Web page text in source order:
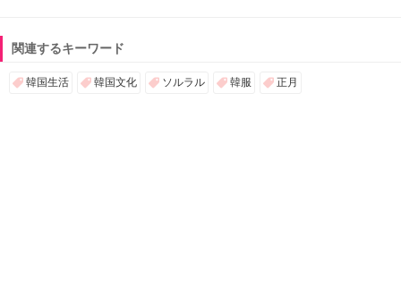
関連するキーワード
韓国生活 韓国文化 ソルラル 韓服 正月